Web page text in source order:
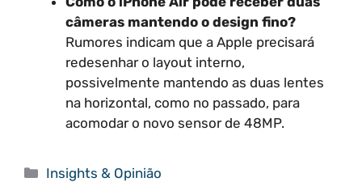
câmeras mantendo o design fino?
Rumores indicam que a Apple precisará
redesenhar o layout interno,
possivelmente mantendo as duas lentes
na horizontal, como no passado, para
acomodar o novo sensor de 48MP.
Categorias
Insights & Opinião